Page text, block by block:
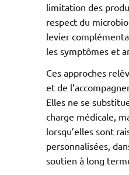
limitation des
respect du
levier
les symptômes et
Ces approches
et de
Elles ne se
charge médicale,
lorsqu’elles sont
personnalisées,
soutien à long